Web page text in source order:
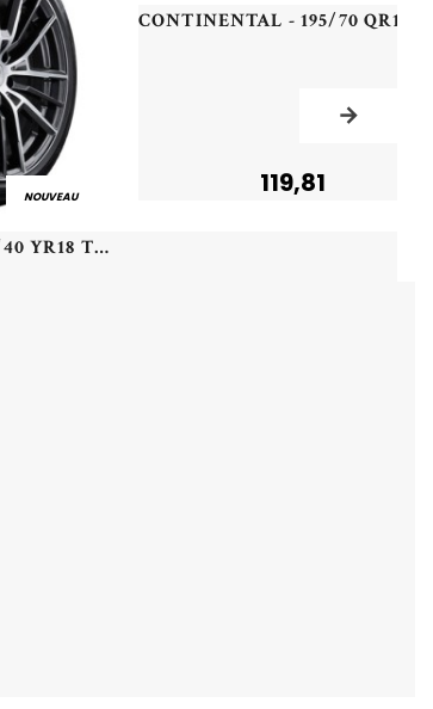
NOUVEAU
BRIDGESTONE - 215/40 YR18 TL 89Y BR TURANZA AS 6 XL - 2154018 - CBB
119,81